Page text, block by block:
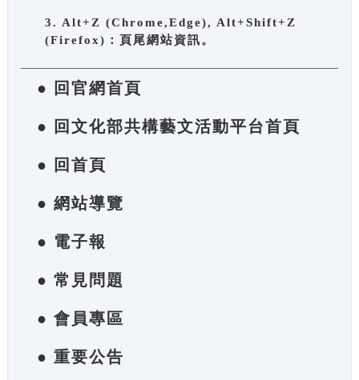
3. Alt+Z (Chrome,Edge), Alt+Shift+Z
(Firefox)：頁尾網站資訊。
● 回官網首頁
● 回文化部共構藝文活動平台首頁
● 回首頁
● 網站導覽
● 電子報
● 常見問題
● 會員專區
● 重要公告